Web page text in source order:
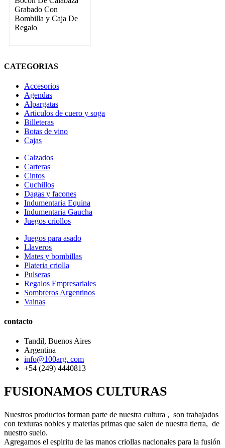
Grabado Con
Bombilla y Caja De
Regalo
CATEGORIAS
Accesorios
Agendas
Alpargatas
Articulos de cuero y soga
Billeteras
Botas de vino
Cajas
Calzados
Carteras
Cintos
Cuchillos
Dagas y facones
Indumentaria Equina
Indumentaria Gaucha
Juegos criollos
Juegos para asado
Llaveros
Mates y bombillas
Plateria criolla
Pulseras
Regalos Empresariales
Sombreros Argentinos
Vainas
contacto
Tandil, Buenos Aires
Argentina
info@100arg. com
+54 (249) 4440813
FUSIONAMOS CULTURAS
Nuestros productos forman parte de nuestra cultura , son trabajados
con texturas nobles y materias primas que salen de nuestra tierra, de
nuestro suelo.
Agregamos el espiritu de las manos criollas nacionales para la fusión